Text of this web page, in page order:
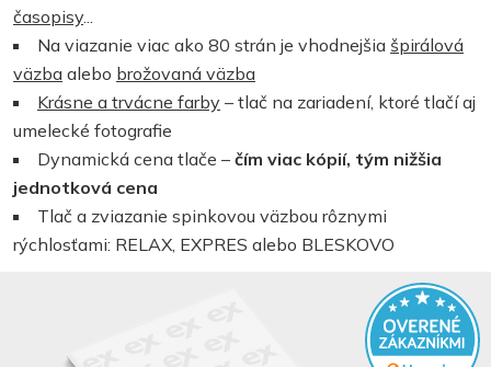
časopisy...
Na viazanie viac ako 80 strán je vhodnejšia špirálová
väzba alebo brožovaná väzba
Krásne a trvácne farby – tlač na zariadení, ktoré tlačí aj
umelecké fotografie
Dynamická cena tlače – čím viac kópií, tým nižšia
jednotková cena
Tlač a zviazanie spinkovou väzbou rôznymi
rýchlosťami: RELAX, EXPRES alebo BLESKOVO